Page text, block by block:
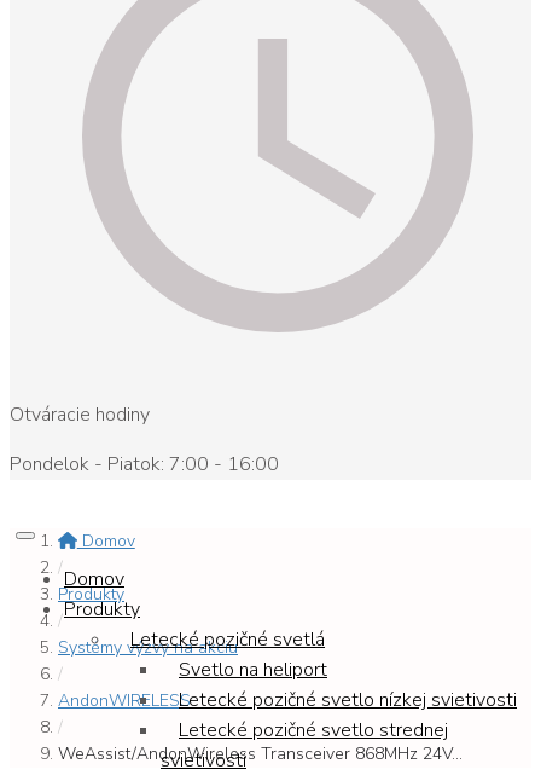
Otváracie hodiny
Pondelok - Piatok: 7:00 - 16:00
Domov
Produkty
Letecké pozičné svetlá
Svetlo na heliport
Letecké pozičné svetlo nízkej svietivosti
Letecké pozičné svetlo strednej
svietivosti
Domov
/
Produkty
/
Systémy výzvy na akciu
/
AndonWIRELESS
/
WeAssist/AndonWireless Transceiver 868MHz 24V...